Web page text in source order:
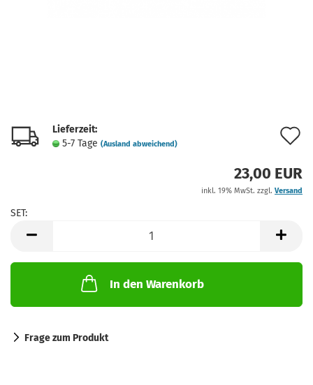
Lieferzeit:
5-7 Tage (Ausland abweichend)
23,00 EUR
inkl. 19% MwSt. zzgl. Versand
SET:
In den Warenkorb
Frage zum Produkt